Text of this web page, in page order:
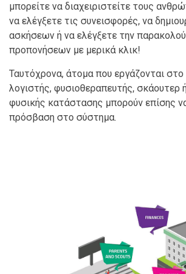
μπορείτε να διαχειριστείτε τους
να ελέγξετε τις συνεισφορές, να
ασκήσεων ή να ελέγξετε την
προπονήσεων με μερικά κλικ!
Ταυτόχρονα, άτομα που εργάζονται
λογιστής, φυσιοθεραπευτής, σκάουτερ
φυσικής κατάστασης μπορούν επίσης
πρόσβαση στο σύστημα.